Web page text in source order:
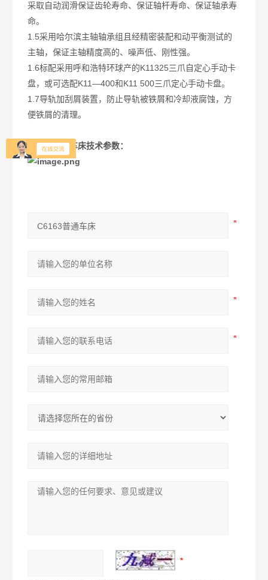
采取自动润滑保证齿轮寿命、保证轴杆寿命、保证轴承寿
命。
1.5采用哈尔滨主轴轴承组且经精密装配和动平衡测试的
主轴，保证主轴精度高的、噪声低、刚性强。
1.6标配采用呼和浩特环球产的K11325三爪自定心手动卡
盘，或可选配K11—400和K11 500三爪定心手动卡盘。
1.7导轨加刮屑装置，防止导轨被铁屑和冷却液腐蚀，方
便铁屑的清理。
C6163普通车床技术参数：